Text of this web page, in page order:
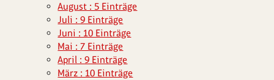
August : 5 Einträge
Juli : 9 Einträge
Juni : 10 Einträge
Mai : 7 Einträge
April : 9 Einträge
März : 10 Einträge